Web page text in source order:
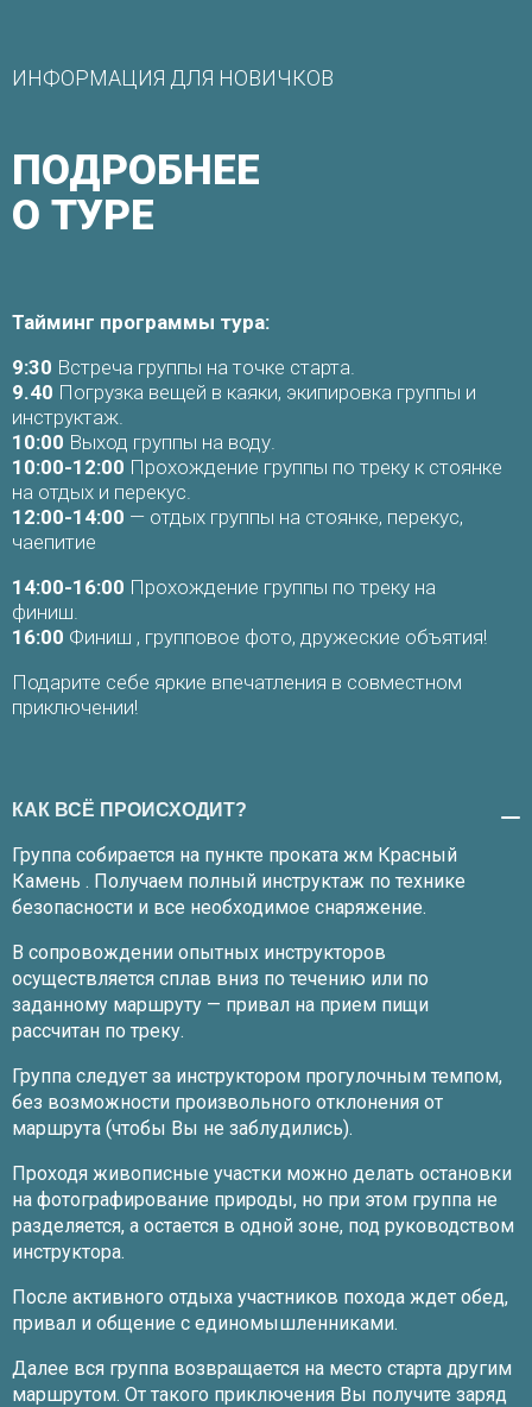
ИНФОРМАЦИЯ ДЛЯ НОВИЧКОВ
ПОДРОБНЕЕ
О ТУРЕ
Тайминг программы тура:
9:30 Встреча группы на точке старта.
9.40 Погрузка вещей в каяки, экипировка группы и
инструктаж.
10:00 Выход группы на воду.
10:00-12:00 Прохождение группы по треку к стоянке
на отдых и перекус.
12:00-14:00 — отдых группы на стоянке, перекус,
чаепитие
14:00-16:00 Прохождение группы по треку на
финиш.
16:00 Финиш , групповое фото, дружеские объятия!
Подарите себе яркие впечатления в совместном
приключении!
КАК ВСЁ ПРОИСХОДИТ?
Группа собирается на пункте проката жм Красный
Камень . Получаем полный инструктаж по технике
безопасности и все необходимое снаряжение.
В сопровождении опытных инструкторов
осуществляется сплав вниз по течению или по
заданному маршруту — привал на прием пищи
рассчитан по треку.
Группа следует за инструктором прогулочным темпом,
без возможности произвольного отклонения от
маршрута (чтобы Вы не заблудились).
Проходя живописные участки можно делать остановки
на фотографирование природы, но при этом группа не
разделяется, а остается в одной зоне, под руководством
инструктора.
После активного отдыха участников похода ждет обед,
привал и общение с единомышленниками.
Далее вся группа возвращается на место старта другим
маршрутом. От такого приключения Вы получите заряд